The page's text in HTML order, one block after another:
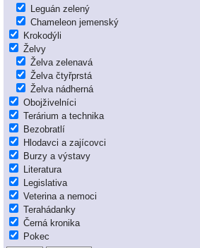
Leguán zelený
Chameleon jemenský
Krokodýli
Želvy
Želva zelenavá
Želva čtyřprstá
Želva nádherná
Obojživelníci
Terárium a technika
Bezobratlí
Hlodavci a zajícovci
Burzy a výstavy
Literatura
Legislativa
Veterina a nemoci
Terahádanky
Černá kronika
Pokec